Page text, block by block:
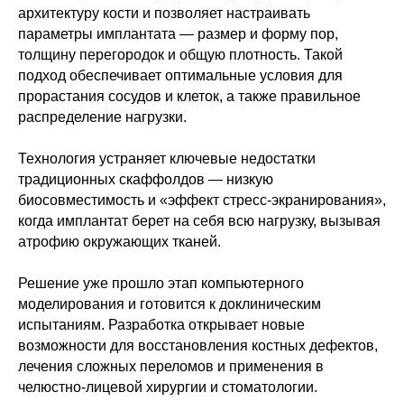
архитектуру кости и позволяет настраивать
параметры имплантата — размер и форму пор,
толщину перегородок и общую плотность. Такой
подход обеспечивает оптимальные условия для
прорастания сосудов и клеток, а также правильное
распределение нагрузки.
Технология устраняет ключевые недостатки
традиционных скаффолдов — низкую
биосовместимость и «эффект стресс-экранирования»,
когда имплантат берет на себя всю нагрузку, вызывая
атрофию окружающих тканей.
Решение уже прошло этап компьютерного
моделирования и готовится к доклиническим
испытаниям. Разработка открывает новые
возможности для восстановления костных дефектов,
лечения сложных переломов и применения в
челюстно-лицевой хирургии и стоматологии.
© 2015-2026 НАУРР. Все права защищены. При использовании материалов
© 2015-2026 НАУРР. Все права защищены.